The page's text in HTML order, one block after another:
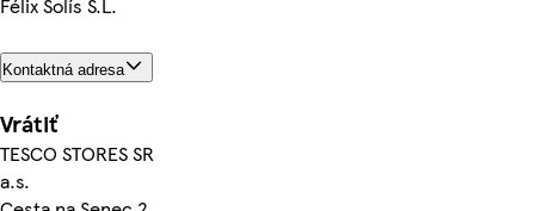
Félix Solís S.L.
Kontaktná adresa
Vrátiť
TESCO STORES SR
a.s.